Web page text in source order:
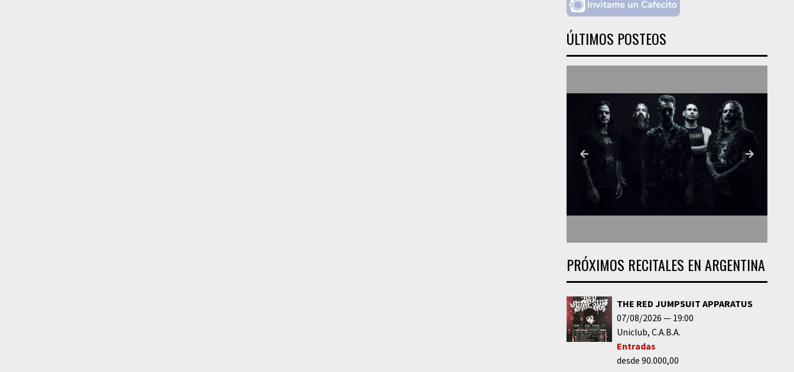
ÚLTIMOS POSTEOS
PRÓXIMOS RECITALES EN ARGENTINA
THE RED JUMPSUIT APPARATUS
07/08/2026
19:00
Uniclub C.A.B.A.
Entradas
desde 90.000,00